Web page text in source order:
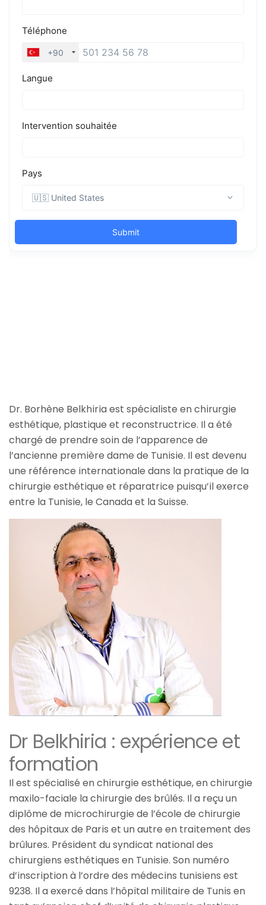
Dr. Borhène Belkhiria est spécialiste en chirurgie
esthétique, plastique et reconstructrice. Il a été
chargé de prendre soin de l’apparence de
l’ancienne première dame de Tunisie. Il est devenu
une référence internationale dans la pratique de la
chirurgie esthétique et réparatrice puisqu’il exerce
entre la Tunisie, le Canada et la Suisse.
Dr Belkhiria : expérience et
formation
Il est spécialisé en chirurgie esthétique, en chirurgie
maxilo-faciale la chirurgie des brûlés. Il a reçu un
diplôme de microchirurgie de l’école de chirurgie
des hôpitaux de Paris et un autre en traitement des
brûlures. Président du syndicat national des
chirurgiens esthétiques en Tunisie. Son numéro
d’inscription à l’ordre des médecins tunisiens est
9238. Il a exercé dans l’hôpital militaire de Tunis en